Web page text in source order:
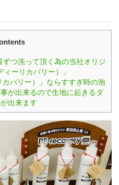
つ洗って頂く為の当社オリジ
ーリカバリー）」
カバリー）」ならすすぎ時の泡
が出来るので生地に起きるダ
出来ます